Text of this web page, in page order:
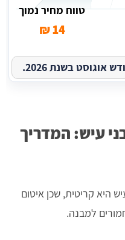
טווח מחיר נמוך
14 ₪
בשנת 2026.
עיש: המדריך
היא קריטית, שכן איטום
למבנה.